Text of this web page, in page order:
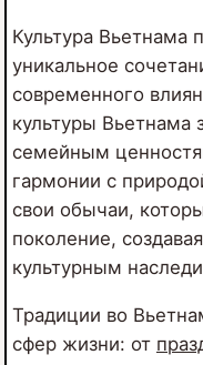
Культура Вьетнама
уникальное
современного
культуры Вьетнама
семейным
гармонии с
свои обычаи,
поколение,
культурным
Традиции во
сфер жизни: от